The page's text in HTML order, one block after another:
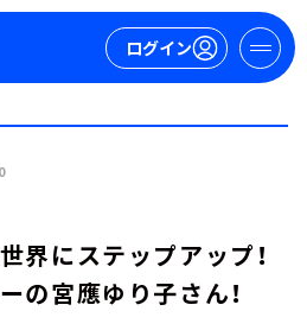
ログイン
界にステップアップ！
の宮應ゆり子さん！